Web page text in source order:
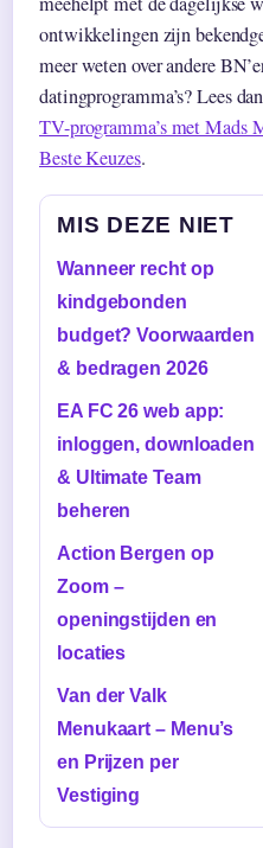
ontwikkelingen zijn
meer weten over andere
datingprogramma’s? Lees
TV-programma’s met
Beste Keuzes.
MIS DEZE NIET
Wanneer recht op
kindgebonden
budget? Voorwaarden
& bedragen 2026
EA FC 26 web app:
inloggen, downloaden
& Ultimate Team
beheren
Action Bergen op
Zoom –
openingstijden en
locaties
Van der Valk
Menukaart – Menu’s
en Prijzen per
Vestiging